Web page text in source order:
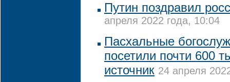
Путин поздравил
апреля 2022 года, 10:04
Пасхальные
посетили почти 600
источник 24 апреля